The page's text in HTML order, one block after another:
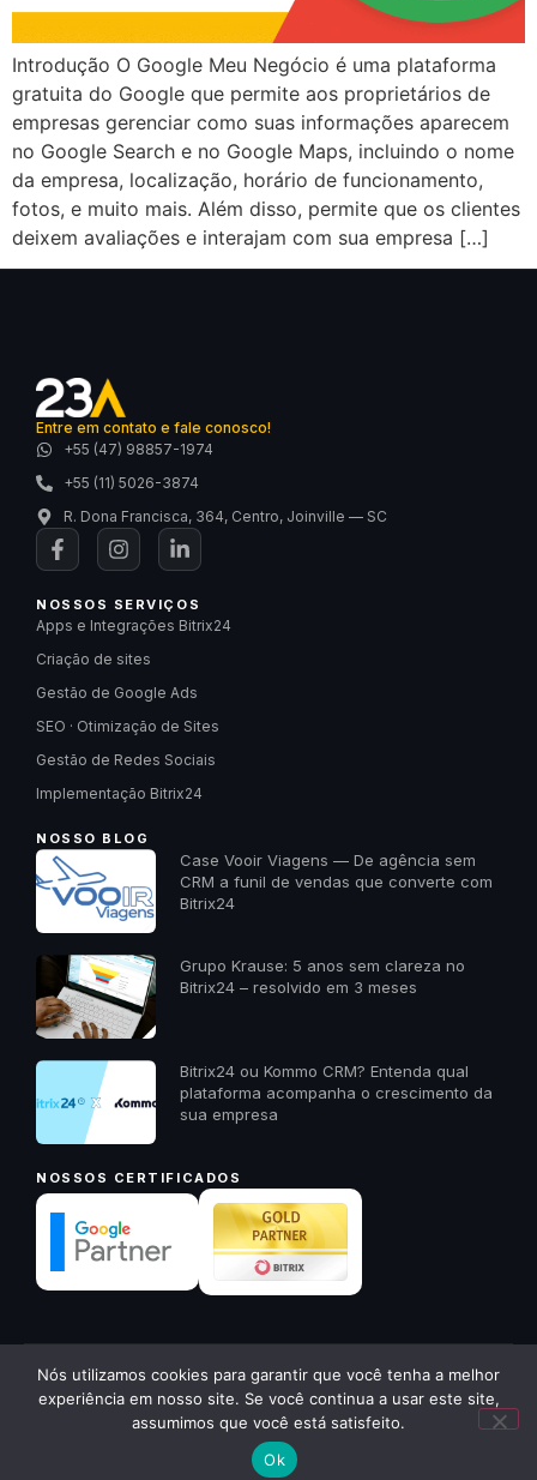
Introdução O Google Meu Negócio é uma plataforma
gratuita do Google que permite aos proprietários de
empresas gerenciar como suas informações aparecem
no Google Search e no Google Maps, incluindo o nome
da empresa, localização, horário de funcionamento,
fotos, e muito mais. Além disso, permite que os clientes
deixem avaliações e interajam com sua empresa […]
Entre em contato e fale conosco!
+55 (47) 98857-1974
+55 (11) 5026-3874
R. Dona Francisca, 364, Centro, Joinville — SC
NOSSOS SERVIÇOS
Apps e Integrações Bitrix24
Criação de sites
Gestão de Google Ads
SEO · Otimização de Sites
Gestão de Redes Sociais
Implementação Bitrix24
NOSSO BLOG
Case Vooir Viagens — De agência sem
CRM a funil de vendas que converte com
Bitrix24
Grupo Krause: 5 anos sem clareza no
Bitrix24 – resolvido em 3 meses
Bitrix24 ou Kommo CRM? Entenda qual
plataforma acompanha o crescimento da
sua empresa
NOSSOS CERTIFICADOS
© 2026 23A Digital · Todos os direitos reservados ·23a.com.br
Política de PrivacidadeVoltar ao início ↑
Quer receber um diagnóstico
gratuito da sua empresa? Me
chama aqui!
✕
Nós utilizamos cookies para garantir que você tenha a melhor
experiência em nosso site. Se você continua a usar este site,
assumimos que você está satisfeito.
Ok